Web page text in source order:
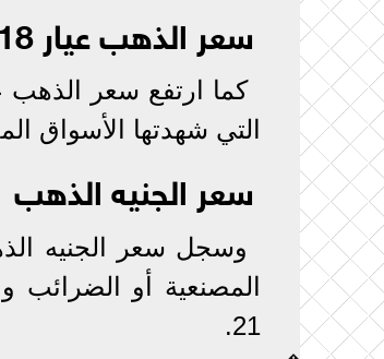
سعر الذهب عيار 18 اليوم
كما ارتفع سعر الذهب عيار
التي شهدتها الأسواق
سعر الجنيه الذهب
وسجل سعر الجنيه
21.